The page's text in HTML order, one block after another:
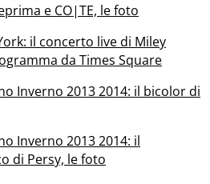
e CO|TE, le foto
il concerto live di Miley
da Times Square
Inverno 2013 2014: il bicolor di
Inverno 2013 2014: il
di Persy, le foto